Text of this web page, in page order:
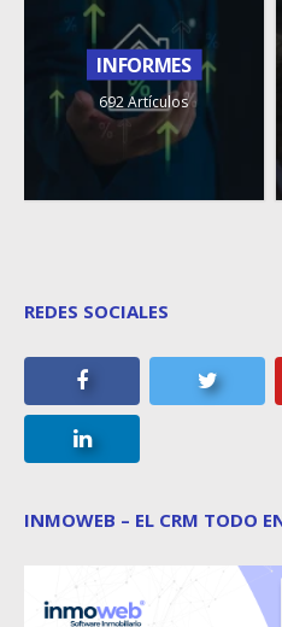
INFORMES
692 Artículos
REDES SOCIALES
INMOWEB – EL CRM TODO